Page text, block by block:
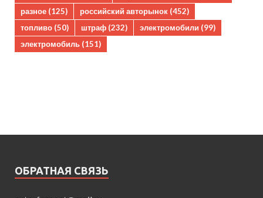
разное (125) российский авторынок (452)
топливо (50) штраф (232) электромобили (99)
электромобиль (151)
ОБРАТНАЯ СВЯЗЬ